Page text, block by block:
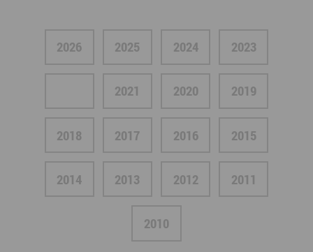
2026 2025 2024 2023
2021 2020 2019
2018 2017 2016 2015
2014 2013 2012 2011
2010